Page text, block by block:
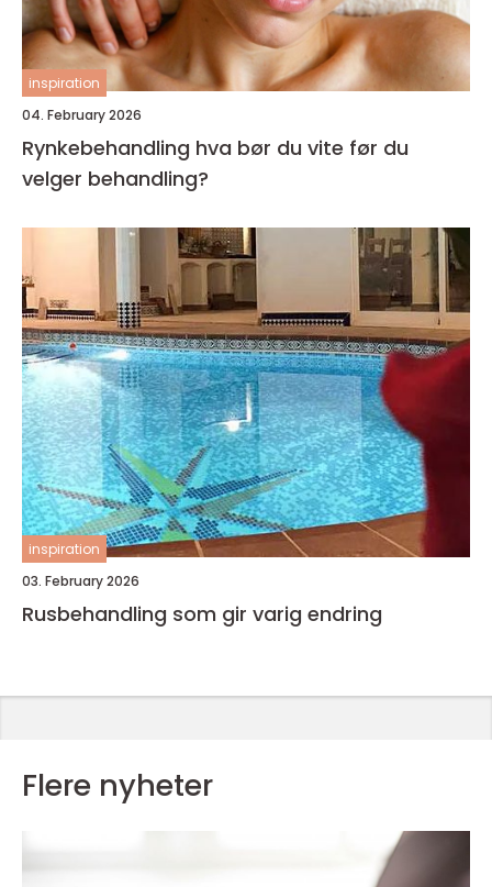
inspiration
04. February 2026
Rynkebehandling hva bør du vite før du
velger behandling?
inspiration
03. February 2026
Rusbehandling som gir varig endring
Flere nyheter